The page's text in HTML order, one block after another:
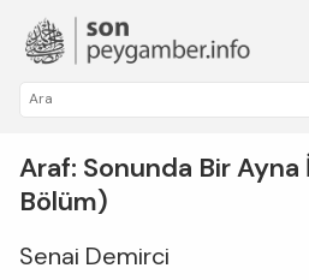
Araf: Sonunda Bir Ayna
Bölüm)
Senai Demirci